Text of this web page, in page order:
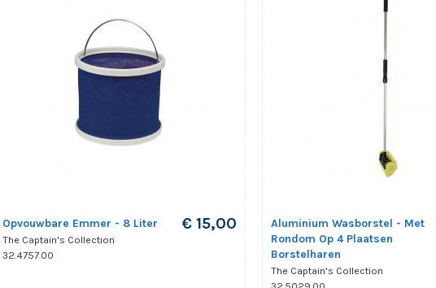
Opvouwbare Emmer - 8 Liter
The Captain's Collection
32.4757.00
€ 15,00
Aluminium Wasborstel - Met
Rondom Op 4 Plaatsen
Borstelharen
The Captain's Collection